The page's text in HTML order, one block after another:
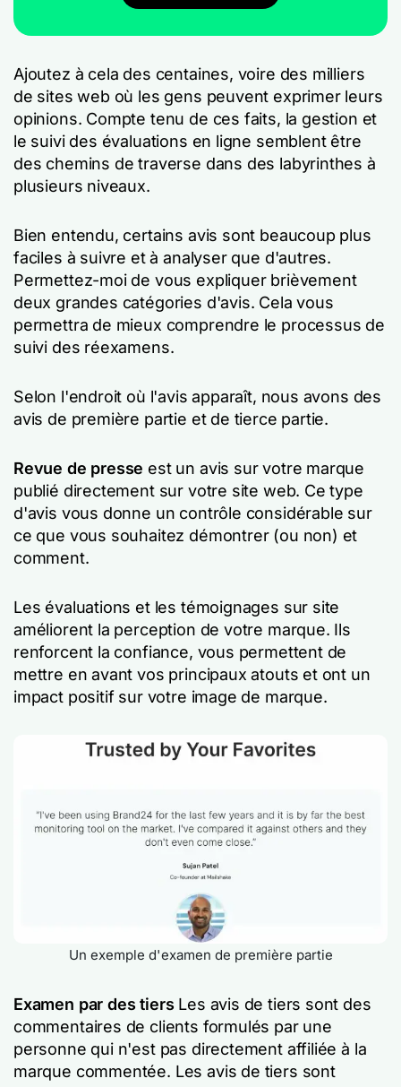
Ajoutez à cela des centaines, voire des milliers
de sites web où les gens peuvent exprimer leurs
opinions. Compte tenu de ces faits, la gestion et
le suivi des évaluations en ligne semblent être
des chemins de traverse dans des labyrinthes à
plusieurs niveaux.
Bien entendu, certains avis sont beaucoup plus
faciles à suivre et à analyser que d'autres.
Permettez-moi de vous expliquer brièvement
deux grandes catégories d'avis. Cela vous
permettra de mieux comprendre le processus de
suivi des réexamens.
Selon l'endroit où l'avis apparaît, nous avons des
avis de première partie et de tierce partie.
Revue de presse est un avis sur votre marque
publié directement sur votre site web. Ce type
d'avis vous donne un contrôle considérable sur
ce que vous souhaitez démontrer (ou non) et
comment.
Les évaluations et les témoignages sur site
améliorent la perception de votre marque. Ils
renforcent la confiance, vous permettent de
mettre en avant vos principaux atouts et ont un
impact positif sur votre image de marque.
Un exemple d'examen de première partie
Examen par des tiers Les avis de tiers sont des
commentaires de clients formulés par une
personne qui n'est pas directement affiliée à la
marque commentée. Les avis de tiers sont